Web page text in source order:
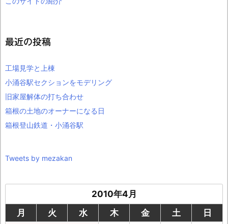
最近の投稿
工場見学と上棟
小涌谷駅セクションをモデリング
旧家屋解体の打ち合わせ
箱根の土地のオーナーになる日
箱根登山鉄道・小涌谷駅
Tweets by mezakan
2010年4月
月
火 水 木 金 土 日